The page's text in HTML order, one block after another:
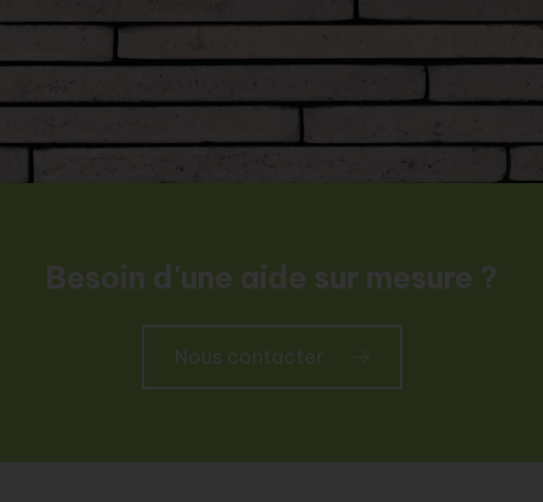
Besoin d'une aide sur mesure ?
Nous contacter